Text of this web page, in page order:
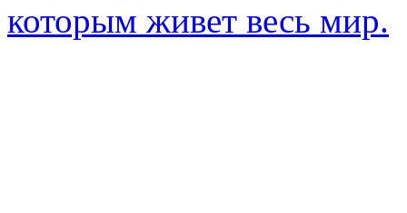
которым живет весь мир.